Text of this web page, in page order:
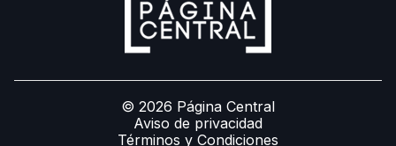
© 2026 Página Central
Aviso de privacidad
Términos y Condiciones